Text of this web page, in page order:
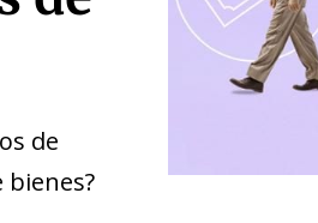
de